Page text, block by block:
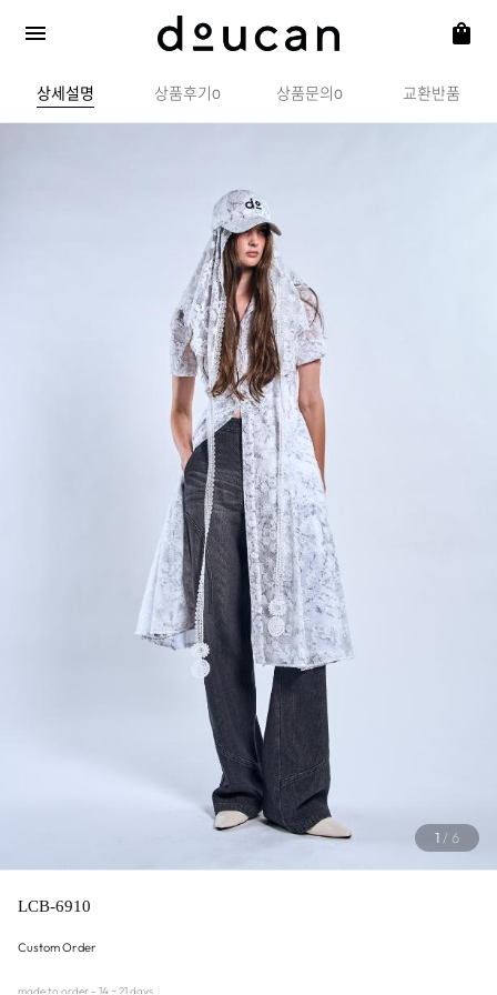
상세설명 상품후기0 상품문의0 교환반품
1 / 6
LCB-6910
Custom Order
made to order - 14 ~ 21 days